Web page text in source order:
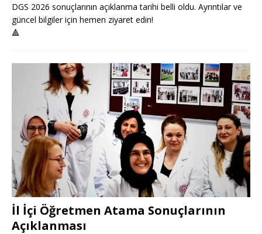
DGS 2026 sonuçlarının açıklanma tarihi belli oldu. Ayrıntılar ve
güncel bilgiler için hemen ziyaret edin!
🔺
İl İçi Öğretmen Atama Sonuçlarının
Açıklanması